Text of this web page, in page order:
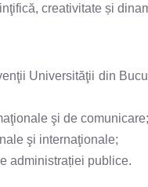
creativitate și
Universităţii din
şi de comunicare;
şi internaţionale;
administrației publice.